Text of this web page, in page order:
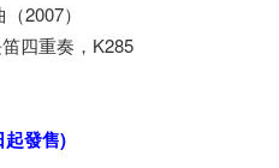
2007）
四重奏，K285
起發售)